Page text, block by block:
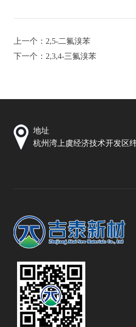
上一个：2,5-二氟溴苯
下一个：2,3,4-三氟溴苯
地址
杭州湾上虞经济技术开发区